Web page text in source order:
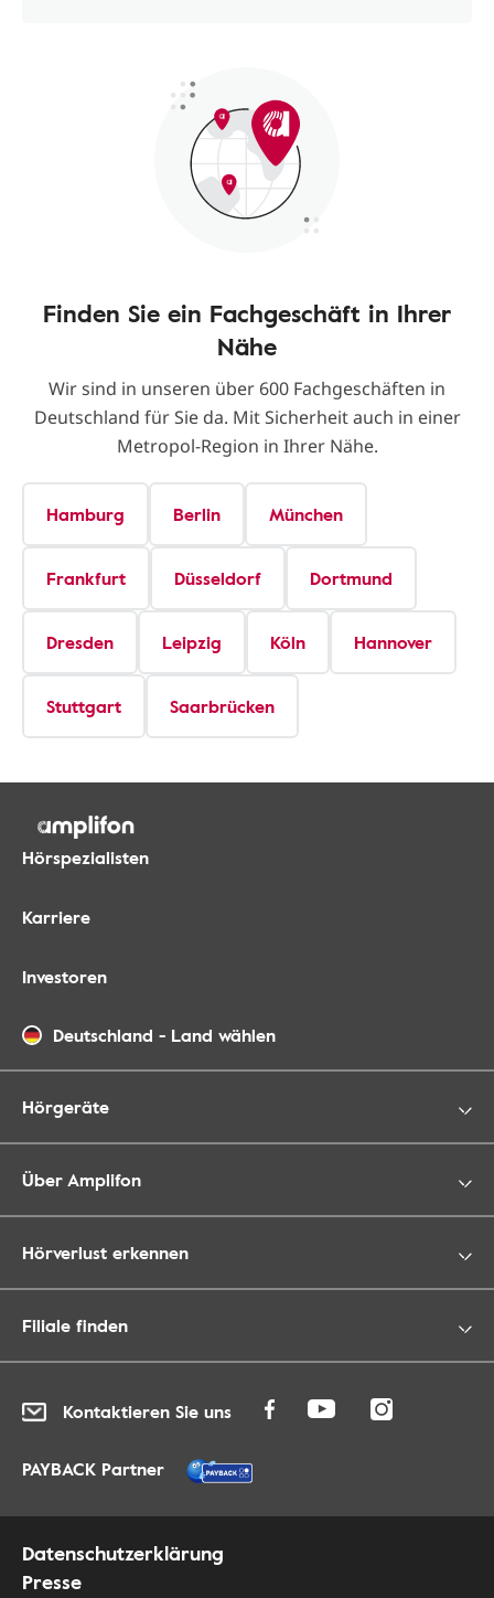
Finden Sie ein Fachgeschäft in Ihrer
Nähe
Wir sind in unseren über 600 Fachgeschäften in
Deutschland für Sie da. Mit Sicherheit auch in einer
Metropol-Region in Ihrer Nähe.
Hamburg Berlin München
Frankfurt Düsseldorf Dortmund
Dresden Leipzig Köln Hannover
Stuttgart Saarbrücken
Hörspezialisten
Karriere
Investoren
Deutschland - Land wählen
Hörgeräte
Über Amplifon
Hörverlust erkennen
Filiale finden
Kontaktieren Sie uns
PAYBACK Partner
Datenschutzerklärung
Presse